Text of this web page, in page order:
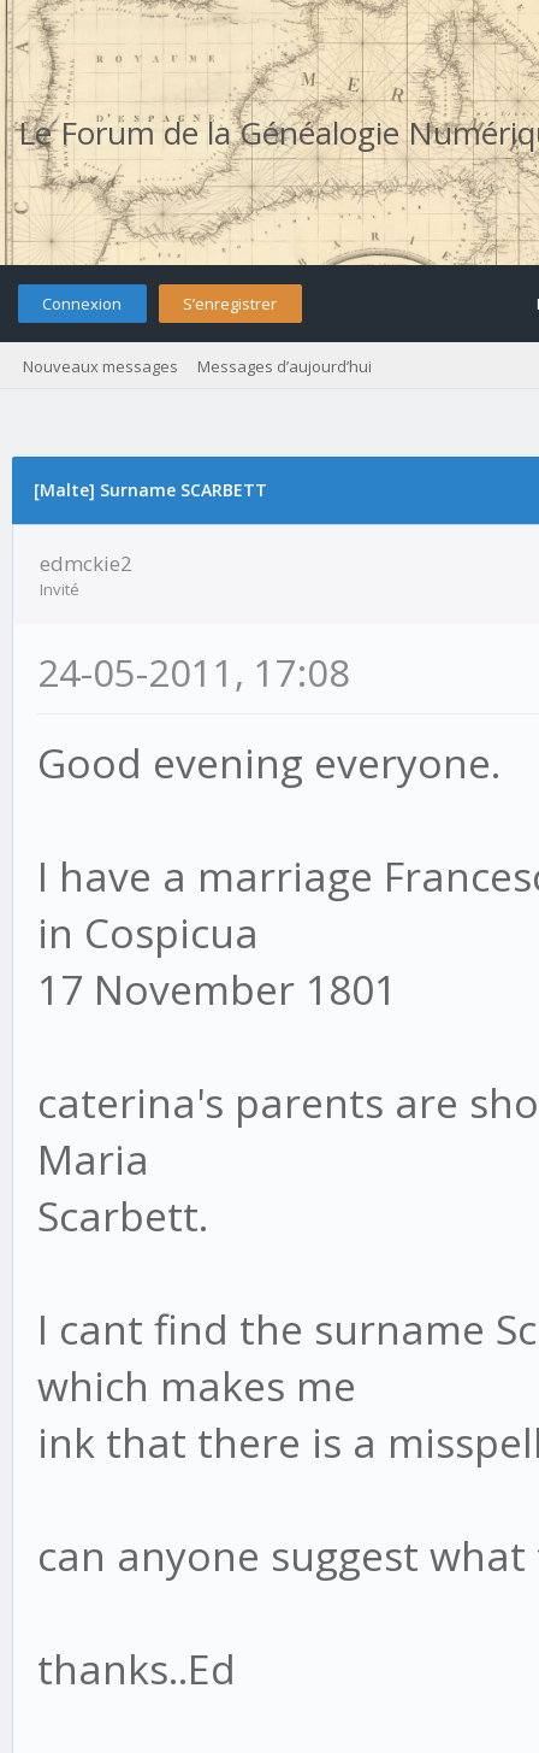
Le Forum de la Généalogie
Connexion S’enregistrer
Nouveaux messages Messages d’aujourd’hui
[Malte] Surname SCARBETT
edmckie2
Invité
24-05-2011, 17:08
Good evening everyone.
I have a marriage
in Cospicua
17 November 1801
caterina's parents are
Maria
Scarbett.
I cant find the surname
which makes me
ink that there is a
can anyone suggest
thanks..Ed